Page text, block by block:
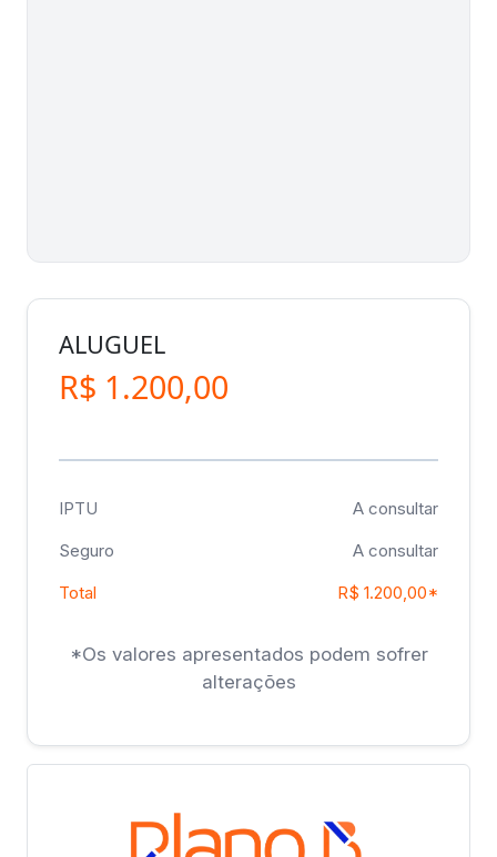
ALUGUEL
R$ 1.200,00
IPTU
A consultar
Seguro
A consultar
Total
R$ 1.200,00*
*Os valores apresentados podem sofrer
alterações